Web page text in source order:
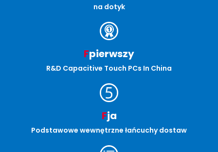
na dotyk
Fpierwszy
R&D Capacitive Touch PCs In China
Fja
Podstawowe wewnętrzne łańcuchy dostaw